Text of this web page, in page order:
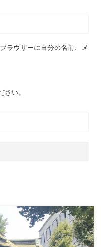
ラウザーに自分の名前、メ
い。